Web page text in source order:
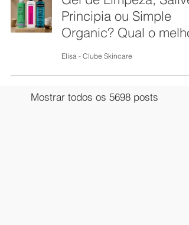
Principia ou Simple
Organic? Qual o melhor
Elisa - Clube Skincare
Mostrar todos os 5698 posts